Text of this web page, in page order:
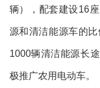
辆），配套建设16
源和清洁能源车的比
1000辆清洁能源长
极推广农用电动车。